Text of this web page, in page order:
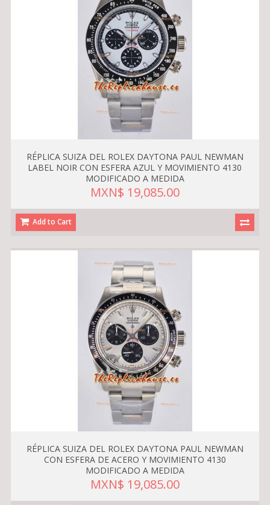
RÉPLICA SUIZA DEL ROLEX DAYTONA PAUL NEWMAN
LABEL NOIR CON ESFERA AZUL Y MOVIMIENTO 4130
MODIFICADO A MEDIDA
MXN$ 19,085.00
Add to Cart
RÉPLICA SUIZA DEL ROLEX DAYTONA PAUL NEWMAN
CON ESFERA DE ACERO Y MOVIMIENTO 4130
MODIFICADO A MEDIDA
MXN$ 19,085.00